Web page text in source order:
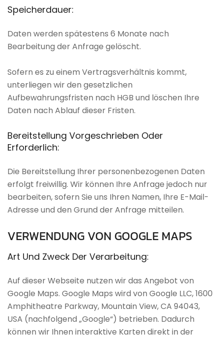
Speicherdauer:
Daten werden spätestens 6 Monate nach
Bearbeitung der Anfrage gelöscht.
Sofern es zu einem Vertragsverhältnis kommt,
unterliegen wir den gesetzlichen
Aufbewahrungsfristen nach HGB und löschen Ihre
Daten nach Ablauf dieser Fristen.
Bereitstellung Vorgeschrieben Oder
Erforderlich:
Die Bereitstellung Ihrer personenbezogenen Daten
erfolgt freiwillig. Wir können Ihre Anfrage jedoch nur
bearbeiten, sofern Sie uns Ihren Namen, Ihre E-Mail-
Adresse und den Grund der Anfrage mitteilen.
VERWENDUNG VON GOOGLE MAPS
Art Und Zweck Der Verarbeitung:
Auf dieser Webseite nutzen wir das Angebot von
Google Maps. Google Maps wird von Google LLC, 1600
Amphitheatre Parkway, Mountain View, CA 94043,
USA (nachfolgend „Google“) betrieben. Dadurch
können wir Ihnen interaktive Karten direkt in der